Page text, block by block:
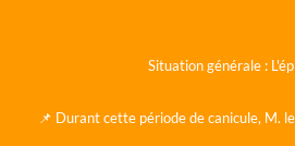
Situation générale :
📌 Durant cette période de canicule, M.